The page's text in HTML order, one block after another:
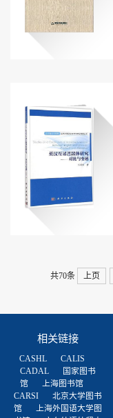
共70条 上页
相关链接
CASHL
CALIS
CADAL
国家图书
馆
上海图书馆
CARSI
北京大学图书
馆
上海外国语大学图